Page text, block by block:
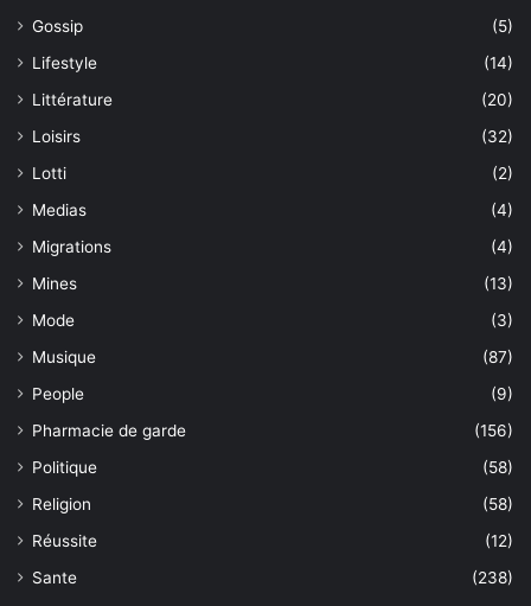
Gossip
(5)
Lifestyle
(14)
Littérature
(20)
Loisirs
(32)
Lotti
(2)
Medias
(4)
Migrations
(4)
Mines
(13)
Mode
(3)
Musique
(87)
People
(9)
Pharmacie de garde
(156)
Politique
(58)
Religion
(58)
Réussite
(12)
Sante
(238)